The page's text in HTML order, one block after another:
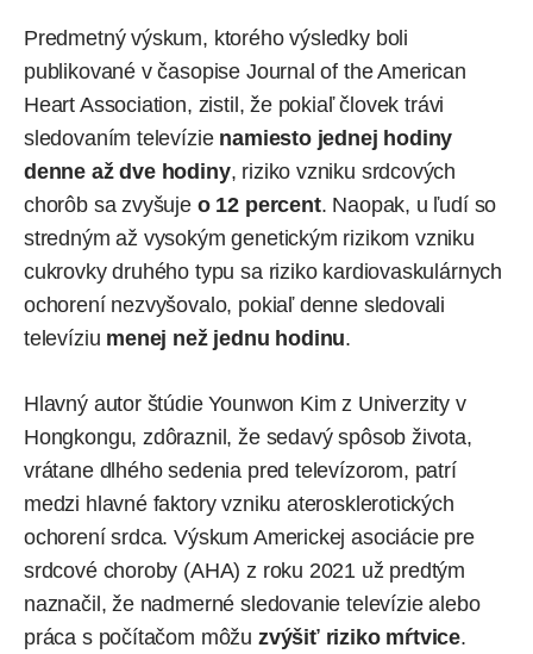
Predmetný výskum, ktorého výsledky boli
publikované v časopise Journal of the American
Heart Association, zistil, že pokiaľ človek trávi
sledovaním televízie namiesto jednej hodiny
denne až dve hodiny, riziko vzniku srdcových
chorôb sa zvyšuje o 12 percent. Naopak, u ľudí so
stredným až vysokým genetickým rizikom vzniku
cukrovky druhého typu sa riziko kardiovaskulárnych
ochorení nezvyšovalo, pokiaľ denne sledovali
televíziu menej než jednu hodinu.
Hlavný autor štúdie Younwon Kim z Univerzity v
Hongkongu, zdôraznil, že sedavý spôsob života,
vrátane dlhého sedenia pred televízorom, patrí
medzi hlavné faktory vzniku aterosklerotických
ochorení srdca. Výskum Americkej asociácie pre
srdcové choroby (AHA) z roku 2021 už predtým
naznačil, že nadmerné sledovanie televízie alebo
práca s počítačom môžu zvýšiť riziko mŕtvice.